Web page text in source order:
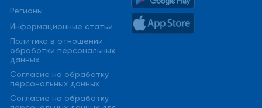
Регионы
Информационные статьи
Политика в отношении
обработки персональных
данных
Cогласие на обработку
персональных данных
Cогласие на обработку